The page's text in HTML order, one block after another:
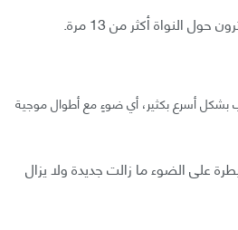
النواة أكثر من 13 مرة.
بشكل أسرع بكثير، أي ضوءٍ مع أطوال موجية
على الضوء ما زالت جديدة ولا يزال